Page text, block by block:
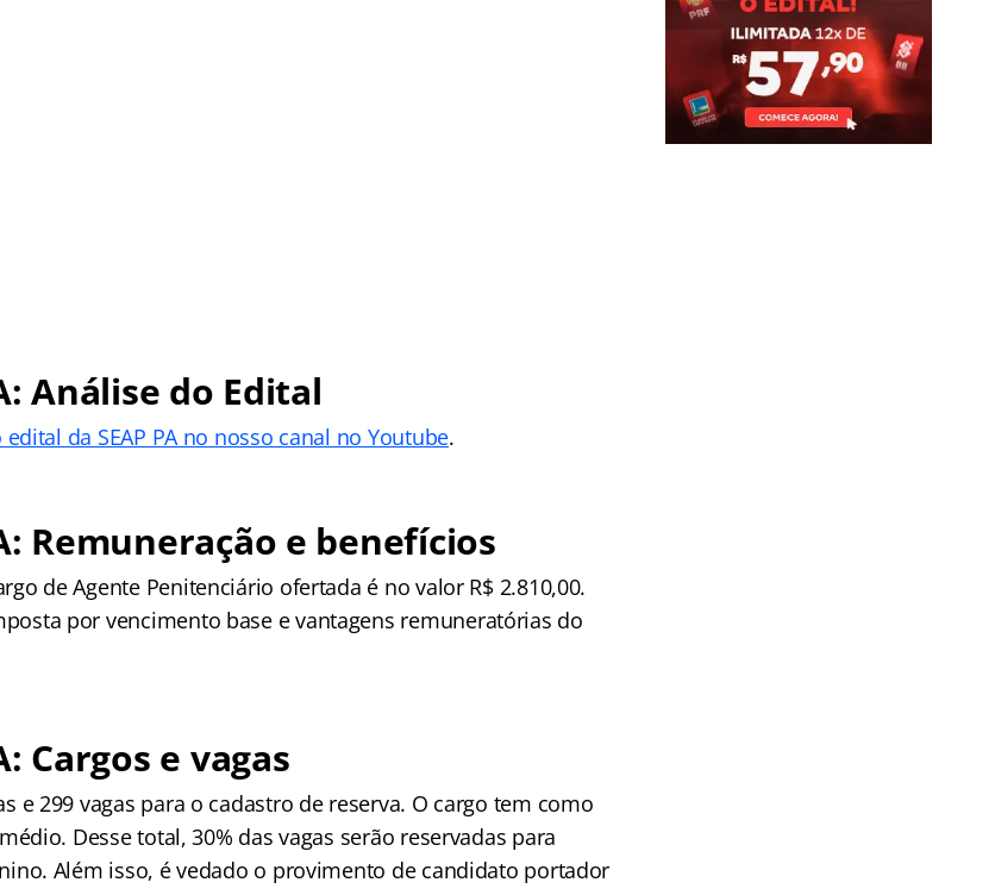
Análise do Edital
da SEAP PA no nosso canal no Youtube.
Remuneração e benefícios
de Agente Penitenciário ofertada é no valor R$ 2.810,00.
por vencimento base e vantagens remuneratórias do
Cargos e vagas
e 299 vagas para o cadastro de reserva. O cargo tem como
Desse total, 30% das vagas serão reservadas para
Além isso, é vedado o provimento de candidato portador